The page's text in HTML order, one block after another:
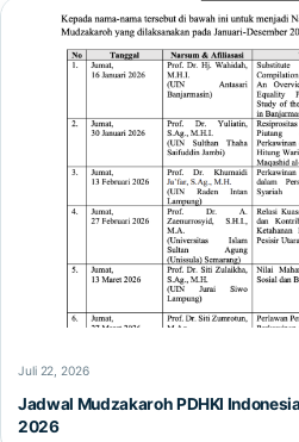
Juli 22, 2026
Jadwal Mudzakaroh PDHKI
2026